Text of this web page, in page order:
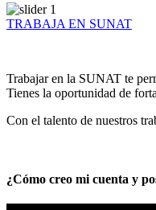
TRABAJA EN SUNAT
Trabajar en la SUNAT te
Tienes la oportunidad de
Con el talento de nuestros
¿Cómo creo mi cuenta y